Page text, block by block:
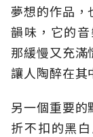
夢想的作品，
韻味，它的
那緩慢又充滿
讓人陶醉在其
另一個重要的
折不扣的黑